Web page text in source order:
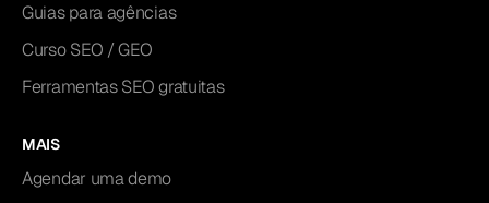
Guias para agências
Curso SEO / GEO
Ferramentas SEO gratuitas
MAIS
Agendar uma demo